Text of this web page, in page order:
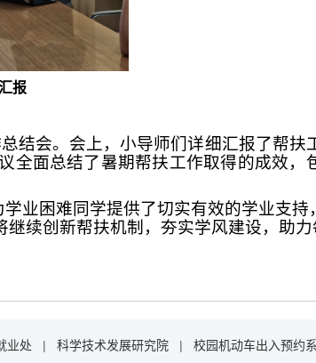
报
结会。会上，小导师们详细汇报了帮扶
全面总结了暑期帮扶工作取得的成效，
业困难同学提供了切实有效的学业支持
续创新帮扶机制，夯实学风建设，助力
业处 | 科学技术发展研究院 | 校园机动车出入预约